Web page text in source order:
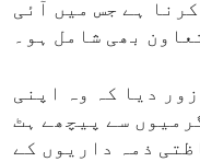
ہے جس میں آئی
بھی شامل ہو۔
دیا کہ وہ اپنی
سے پیچھے ہٹ
ذمہ داریوں کے